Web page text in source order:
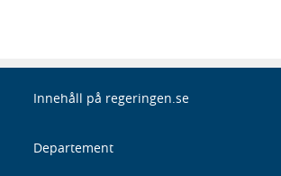
Innehåll på regeringen.se
Departement